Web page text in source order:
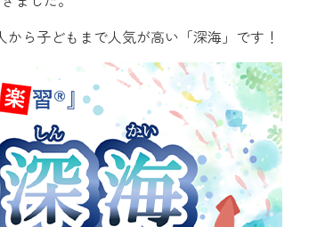
ら子どもまで人気が高い「深海」です！